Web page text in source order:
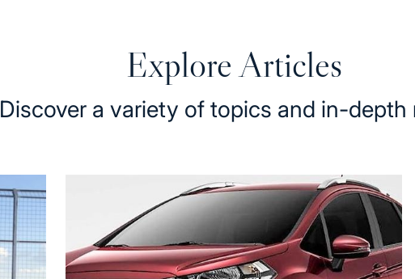
Explore Articles
Discover a variety of topics and in-depth